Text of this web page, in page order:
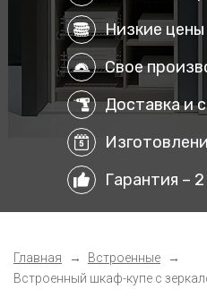
Низкие цены
Свое
Доставка и
Гарантия –
Главная
Встроенные
Встроенный шкаф-купе с